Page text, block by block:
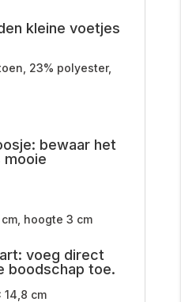
kleine voetjes
23% polyester,
bewaar het
mooie
hoogte 3 cm
voeg direct
boodschap toe.
14,8 cm